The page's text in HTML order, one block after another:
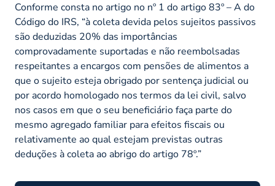
Conforme consta no artigo no nº 1 do artigo 83º – A do
Código do IRS, “à coleta devida pelos sujeitos passivos
são deduzidas 20% das importâncias
comprovadamente suportadas e não reembolsadas
respeitantes a encargos com pensões de alimentos a
que o sujeito esteja obrigado por sentença judicial ou
por acordo homologado nos termos da lei civil, salvo
nos casos em que o seu beneficiário faça parte do
mesmo agregado familiar para efeitos fiscais ou
relativamente ao qual estejam previstas outras
deduções à coleta ao abrigo do artigo 78º.”